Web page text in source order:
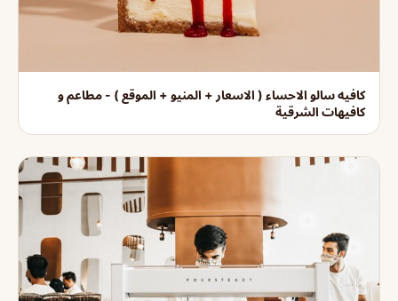
كافيه سالو الاحساء ( الاسعار + المنيو + الموقع ) - مطاعم و
كافيهات الشرقية